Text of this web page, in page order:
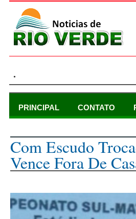
.
PRINCIPAL CONTATO
Com Escudo
Vence Fora De